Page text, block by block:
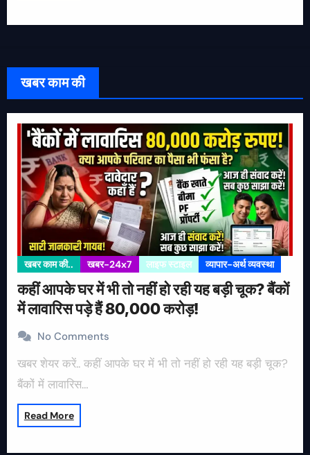
खबर काम की
खबर काम की.. खबर-24x7 लाइफ स्टाइल व्यापार-अर्थ व्यवस्था
कहीं आपके घर में भी तो नहीं हो रही यह बड़ी चूक? बैंकों
में लावारिस पड़े हैं 80,000 करोड़!
No Comments
खबर शेयर करें.. कहीं आपके घर में भी तो नहीं हो रही यह बड़ी चूक?
बैंकों में लावारिस…
Read More